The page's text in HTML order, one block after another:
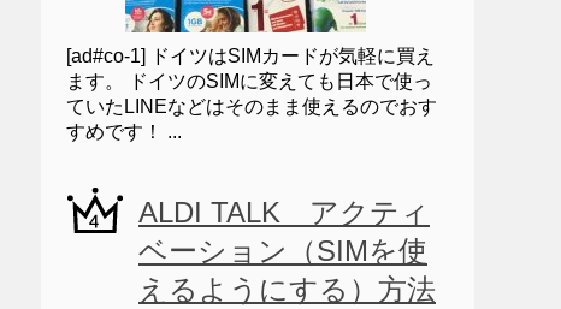
[ad#co-1] ドイツはSIMカードが気軽に買え
ます。 ドイツのSIMに変えても日本で使っ
ていたLINEなどはそのまま使えるのでおす
すめです！ ...
ALDI TALK アクティ
ベーション（SIMを使
えるようにする）方法